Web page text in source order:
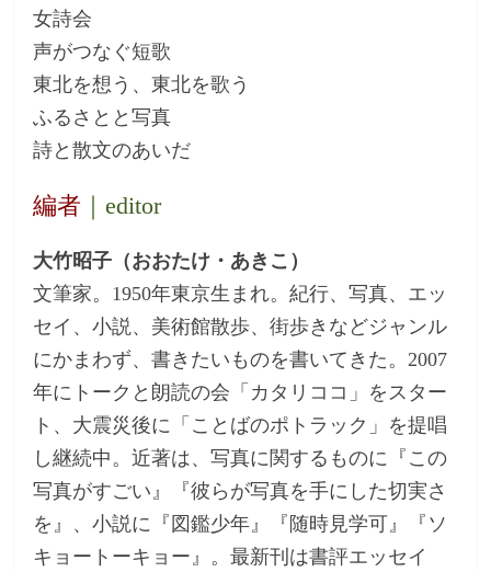
女詩会
声がつなぐ短歌
東北を想う、東北を歌う
ふるさとと写真
詩と散文のあいだ
編者 ｜editor
大竹昭子（おおたけ・あきこ）
文筆家。1950年東京生まれ。紀行、写真、エッ
セイ、小説、美術館散歩、街歩きなどジャンル
にかまわず、書きたいものを書いてきた。2007
年にトークと朗読の会「カタリココ」をスター
ト、大震災後に「ことばのポトラック」を提唱
し継続中。近著は、写真に関するものに『この
写真がすごい』『彼らが写真を手にした切実さ
を』、小説に『図鑑少年』『随時見学可』『ソ
キョートーキョー』。最新刊は書評エッセイ